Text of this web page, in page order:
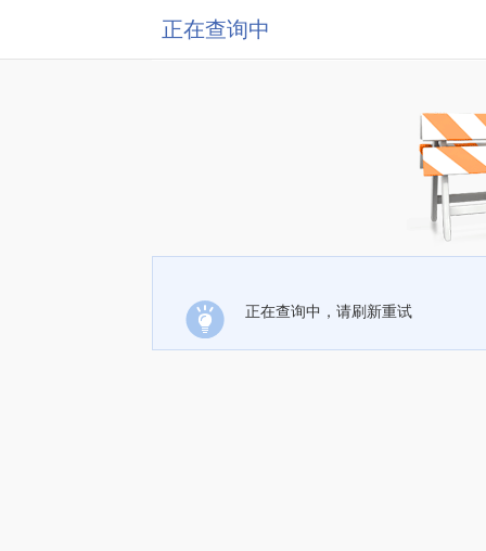
正在查询中
正在查询中，请刷新重试